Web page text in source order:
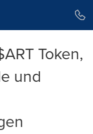
Token,
und